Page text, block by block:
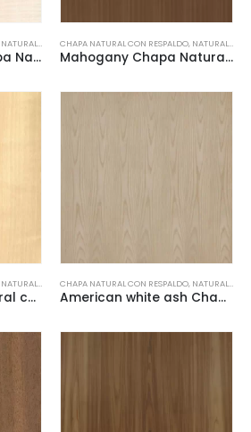
NATURAL VENEERS
Figd Sycamore Chapa Natural con respaldo
CHAPA NATURAL CON RESPALDO, NATURAL VENEERS
Mahogany Chapa Natural con respaldo
NATURAL VENEERS
Anegre Chapa Natural con respaldo
CHAPA NATURAL CON RESPALDO, NATURAL VENEERS
American white ash Chapa Natural con respaldo